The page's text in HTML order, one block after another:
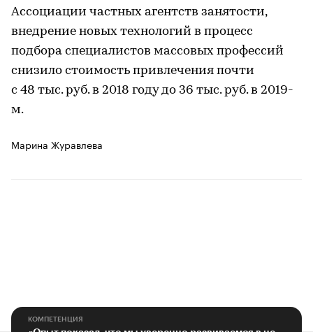
Ассоциации частных агентств занятости,
внедрение новых технологий в процесс
подбора специалистов массовых профессий
снизило стоимость привлечения почти
с 48 тыс. руб. в 2018 году до 36 тыс. руб. в 2019-
м.
Марина Журавлева
КОМПЕТЕНЦИЯ